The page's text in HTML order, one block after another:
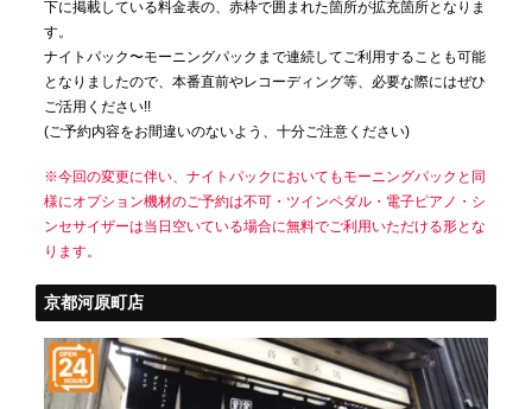
下に掲載している料金表の、赤枠で囲まれた箇所が拡充箇所となりま
す。
ナイトパック〜モーニングパックまで連続してご利用することも可能
となりましたので、本番直前やレコーディング等、必要な際にはぜひ
ご活用ください!!
(ご予約内容をお間違いのないよう、十分ご注意ください)
※今回の変更に伴い、ナイトパックにおいてもモーニングパックと同
様にオプション機材のご予約は不可・ツインペダル・電子ピアノ・シ
ンセサイザーは当日空いている場合に無料でご利用いただける形とな
ります。
京都河原町店